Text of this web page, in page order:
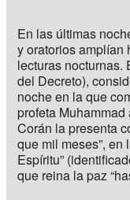
En las últimas
y oratorios amplían
lecturas nocturnas.
del Decreto),
noche en la que
profeta
Corán la presenta
que mil meses”, en
Espíritu”
que reina la paz